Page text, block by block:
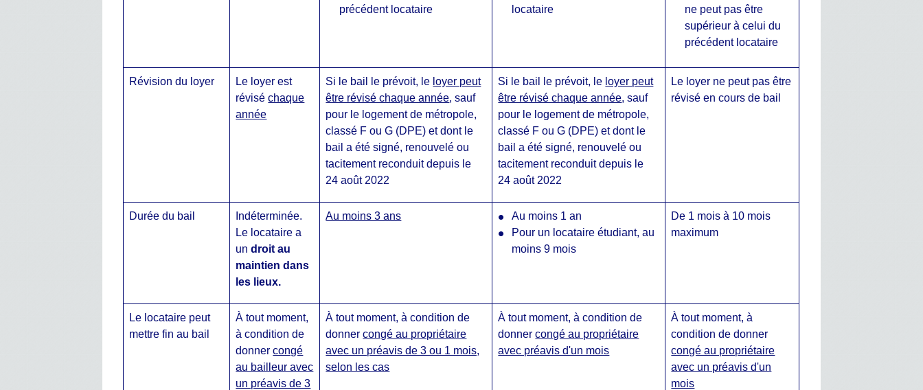
précédent locataire
locataire
ne peut pas être
supérieur à celui du
précédent locataire
Révision du loyer
Le loyer est
réviséchaque
année
Si le bail le prévoit, le loyer peut
être révisé chaque année, sauf
pour le logement de métropole,
classé F ou G (DPE) et dont le
bail a été signé, renouvelé ou
tacitement reconduit depuis le
24 août 2022
Si le bail le prévoit, le loyer peut
être révisé chaque année, sauf
pour le logement de métropole,
classé F ou G (DPE) et dont le
bail a été signé, renouvelé ou
tacitement reconduit depuis le
24 août 2022
Le loyer ne peut pas être
révisé en cours de bail
Durée du bail
Indéterminée.
Le locataire a
undroit au
maintien dans
les lieux.
Au moins 3 ans
Au moins 1 an
Pour un locataire étudiant, au
moins 9 mois
De 1 mois à 10 mois
maximum
Le locataire peut
mettre fin au bail
À tout moment,
à condition de
donnercongé
au bailleur avec
un préavis de 3
À tout moment, à condition de
donnercongé au propriétaire
avec un préavis de 3 ou 1 mois,
selon les cas
À tout moment, à condition de
donnercongé au propriétaire
avec préavis d'un mois
À tout moment, à
condition de donner
congé au propriétaire
avec un préavis d'un
mois